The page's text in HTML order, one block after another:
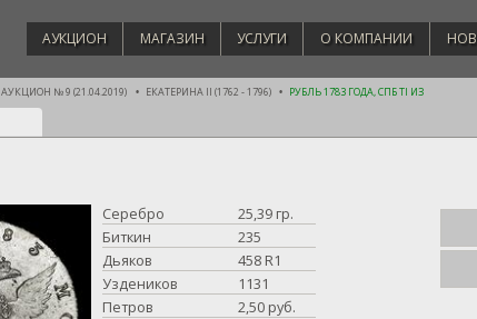
АУКЦИОН МАГАЗИН УСЛУГИ О КОМПАНИИ
АУКЦИОН № 9 (21.04.2019) ЕКАТЕРИНА II (1762 - 1796) РУБЛЬ 1783 ГОДА, СПБ TI ИЗ
Серебро
25,39 гр.
Биткин
235
Дьяков
458 R1
Уздеников
1131
Петров
2,50 руб.